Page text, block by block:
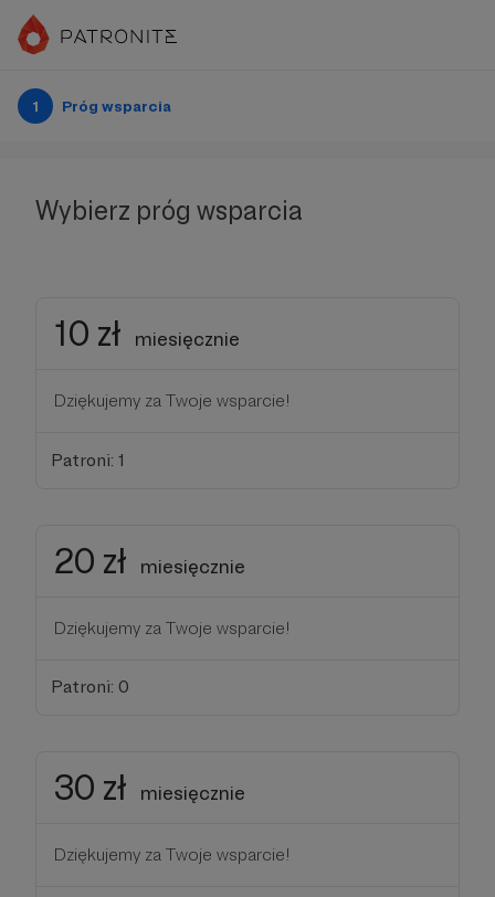
1 Próg wsparcia
Wybierz próg wsparcia
10 zł miesięcznie
Dziękujemy za Twoje wsparcie!
Patroni: 1
20 zł miesięcznie
Dziękujemy za Twoje wsparcie!
Patroni: 0
30 zł miesięcznie
Dziękujemy za Twoje wsparcie!